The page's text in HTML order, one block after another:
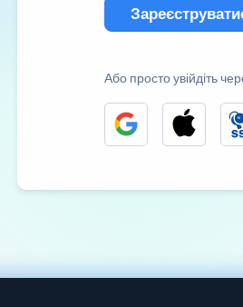
Або просто увійдіть